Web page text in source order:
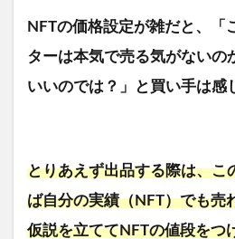
NFTの価格設定が雑だと、「
ターは本気で売る気がないの
いいのでは？」と買い手は感
とりあえず出品する際は、こ
ば自分の実績（NFT）でも売
仮説を立ててNFTの値段をつ